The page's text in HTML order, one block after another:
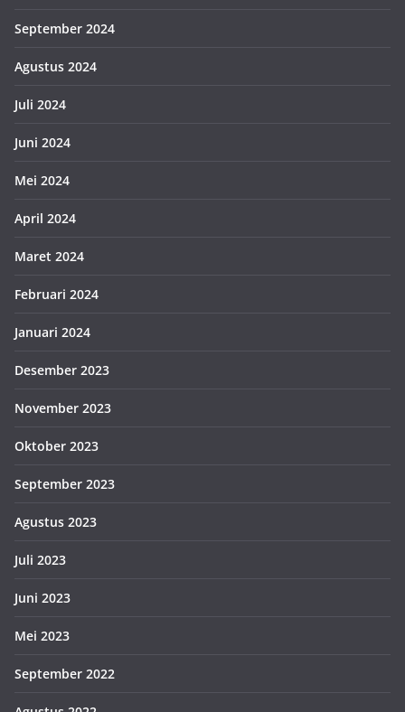
September 2024
Agustus 2024
Juli 2024
Juni 2024
Mei 2024
April 2024
Maret 2024
Februari 2024
Januari 2024
Desember 2023
November 2023
Oktober 2023
September 2023
Agustus 2023
Juli 2023
Juni 2023
Mei 2023
September 2022